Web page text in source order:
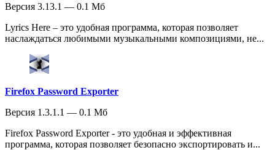
Версия 3.13.1 — 0.1 Мб
Lyrics Here – это удобная программа, которая позволяет
наслаждаться любимыми музыкальными композициями, не...
Firefox Password Exporter
Версия 1.3.1.1 — 0.1 Мб
Firefox Password Exporter - это удобная и эффективная
программа, которая позволяет безопасно экспортировать и...